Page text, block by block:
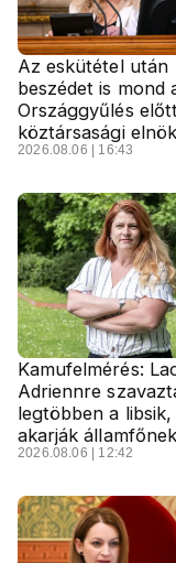
Az eskütétel után
beszédet is mond
Országgyűlés
köztársasági elnök
2026.08.06 | 16:43
Kamufelmérés:
Adriennre
legtöbben a
akarják államfőnek
2026.08.06 | 12:42